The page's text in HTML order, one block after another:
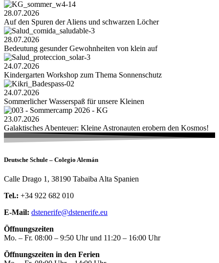
28.07.2026
Auf den Spuren der Aliens und schwarzen Löcher
28.07.2026
Bedeutung gesunder Gewohnheiten von klein auf
24.07.2026
Kindergarten Workshop zum Thema Sonnenschutz
24.07.2026
Sommerlicher Wasserspaß für unsere Kleinen
23.07.2026
Galaktisches Abenteuer: Kleine Astronauten erobern den Kosmos!
Deutsche Schule – Colegio Alemán
Calle Drago 1, 38190 Tabaiba Alta Spanien
Tel.: +34 922 682 010
E-Mail: dstenerife@dstenerife.eu
Öffnungszeiten
Mo. – Fr. 08:00 – 9:50 Uhr und 11:20 – 16:00 Uhr
Öffnungszeiten in den Ferien